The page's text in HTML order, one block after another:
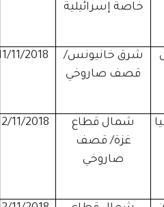
خاصة إسرائيلية
شرق خانيونس/
قصف صاروخي
11/11/2018
شمال قطاع
غزة/ قصف
صاروخي
12/11/2018